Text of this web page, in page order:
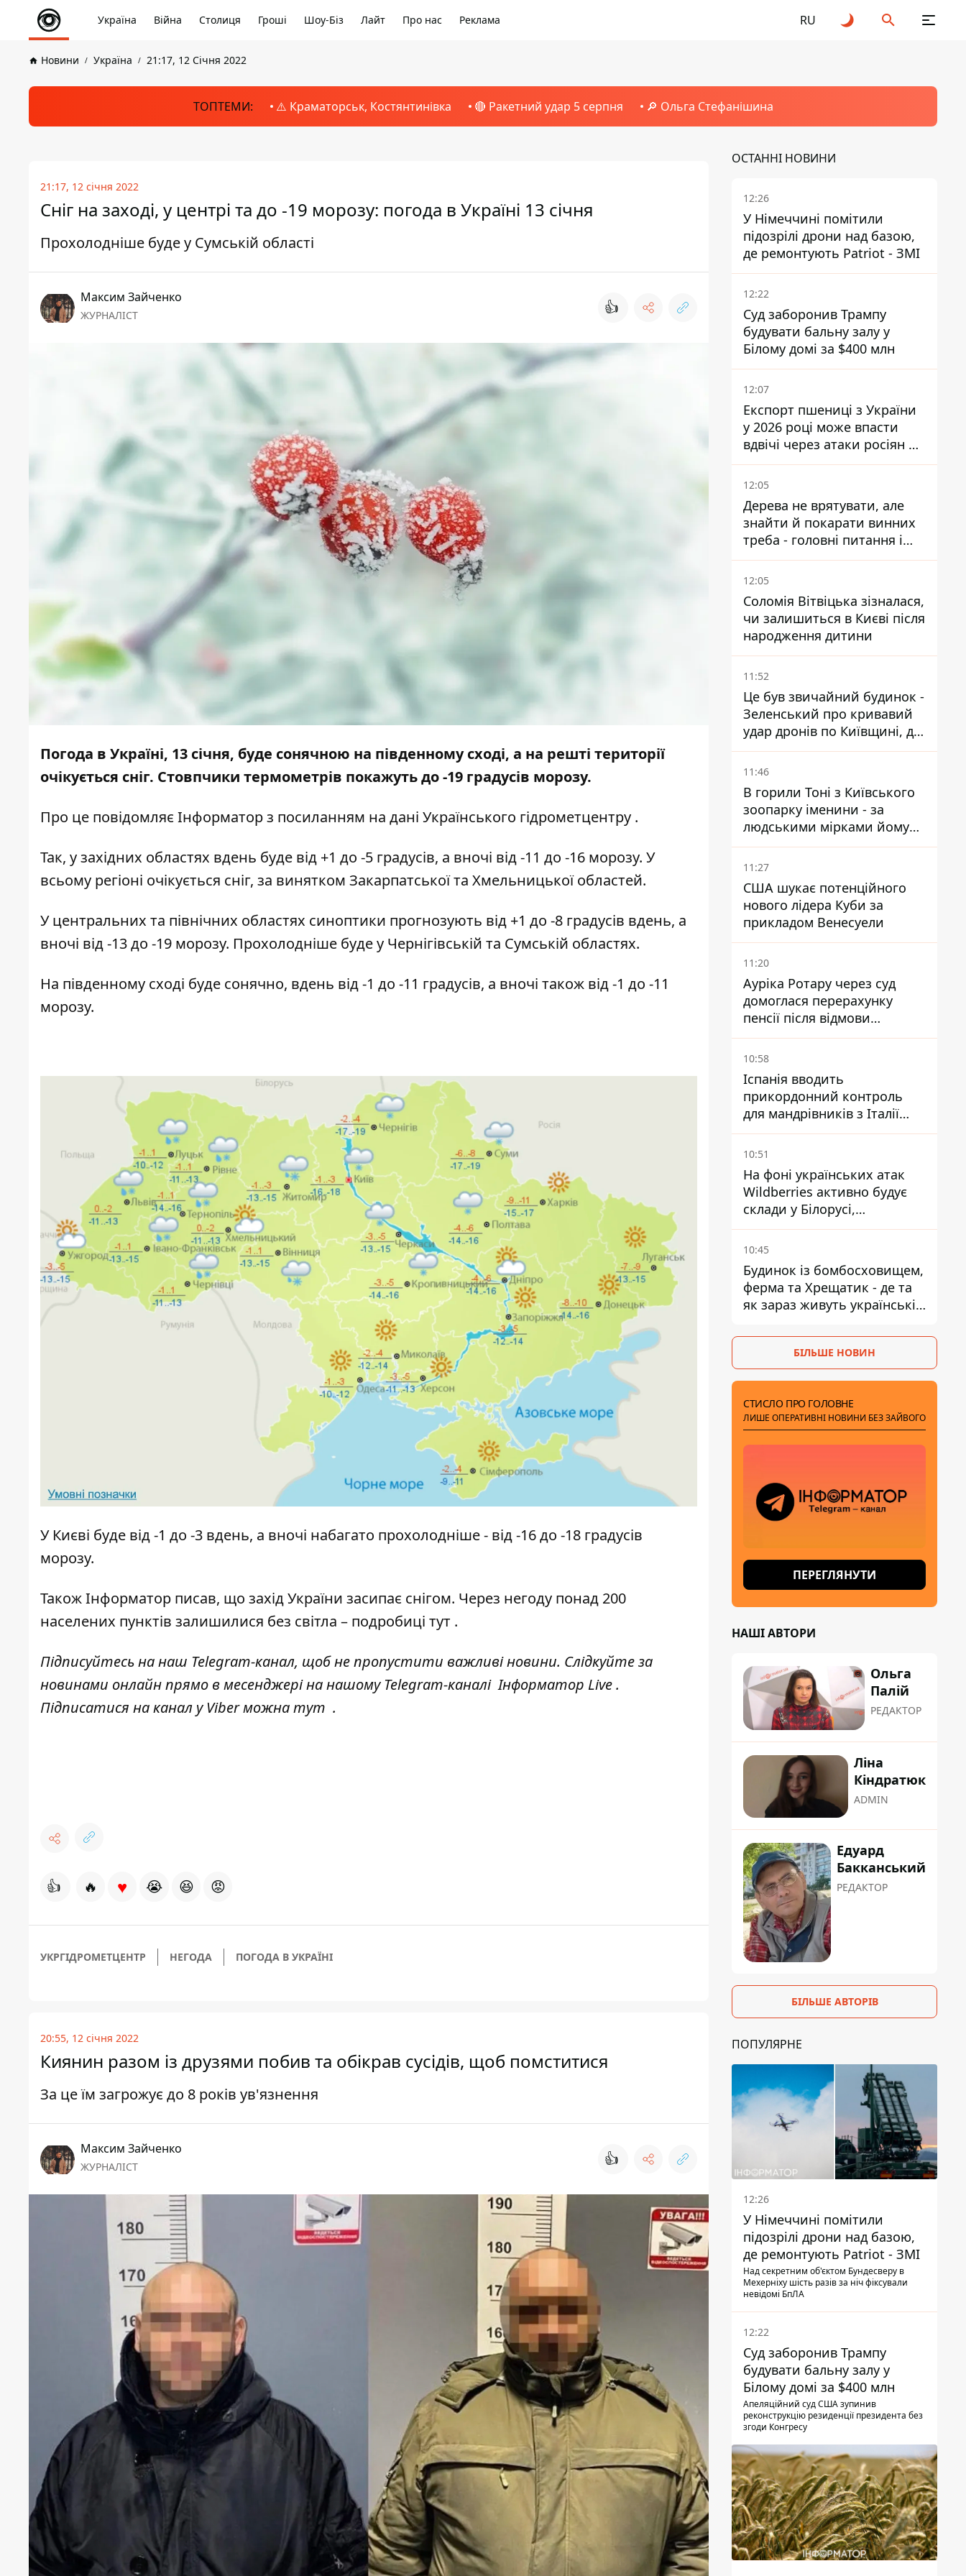
Україна Війна Столиця Гроші Шоу-Біз Лайт Про нас Реклама RU
Новини Україна 21:17, 12 Січня 2022
ТОПТЕМИ: ⚠️ Краматорськ, Костянтинівка 🔴 Ракетний удар 5 серпня 🔎 Ольга Стефанішина
21:17, 12 січня 2022
Сніг на заході, у центрі та до -19 морозу: погода в Україні 13 січня
Прохолодніше буде у Сумській області
Максим Зайченко
ЖУРНАЛІСТ 👍
Погода в Україні, 13 січня, буде сонячною на південному сході, а на решті території
очікується сніг. Стовпчики термометрів покажуть до -19 градусів морозу.
Про це повідомляє Інформаторз посиланням на дані Українського гідрометцентру .
Так, у західних областях вдень буде від +1 до -5 градусів, а вночі від -11 до -16 морозу. У
всьому регіоні очікується сніг, за винятком Закарпатської та Хмельницької областей.
У центральних та північних областях синоптики прогнозують від +1 до -8 градусів вдень, а
вночі від -13 до -19 морозу. Прохолодніше буде у Чернігівській та Сумській областях.
На південному сході буде сонячно, вдень від -1 до -11 градусів, а вночі також від -1 до -11
морозу.
У Києві буде від -1 до -3 вдень, а вночі набагато прохолодніше - від -16 до -18 градусів
морозу.
Також Інформатор писав, що захід України засипає снігом. Через негоду понад 200
населених пунктів залишилися без світла – подробиці тут .
Підписуйтесь на наш Telegram-канал, щоб не пропустити важливі новини. Слідкуйте за
новинами онлайн прямо в месенджері на нашому Telegram-каналіІнформатор Live.
Підписатися на канал у Viber можнатут .
👍 🔥 ♥ 😭 😆 😡
УКРГІДРОМЕТЦЕНТР НЕГОДА ПОГОДА В УКРАЇНІ
20:55, 12 січня 2022
Киянин разом із друзями побив та обікрав сусідів, щоб помститися
За це їм загрожує до 8 років ув'язнення
Максим Зайченко
ЖУРНАЛІСТ 👍
ОСТАННІ НОВИНИ
12:26
У Німеччині помітили
підозрілі дрони над базою,
де ремонтують Patriot - ЗМІ
12:22
Суд заборонив Трампу
будувати бальну залу у
Білому домі за $400 млн
12:07
Експорт пшениці з України
у 2026 році може впасти
вдвічі через атаки росіян по
портах
12:05
Дерева не врятувати, але
знайти й покарати винних
треба - головні питання і
висновки з конфлікту на
Теремках
12:05
Соломія Вітвіцька зізналася,
чи залишиться в Києві після
народження дитини
11:52
Це був звичайний будинок -
Зеленський про кривавий
удар дронів по Київщині, де
загинули дідусь, бабуся та їх
малолітній онук
11:46
В горили Тоні з Київського
зоопарку іменини - за
людськими мірками йому
вже понад 90 років
11:27
США шукає потенційного
нового лідера Куби за
прикладом Венесуели
11:20
Ауріка Ротару через суд
домоглася перерахунку
пенсії після відмови
Пенсійного фонду
10:58
Іспанія вводить
прикордонний контроль
для мандрівників з Італії
через міграційний конфлікт
10:51
На фоні українських атак
Wildberries активно будує
склади у Білорусі,
Казахстані, Узбекистані
10:45
Будинок із бомбосховищем,
ферма та Хрещатик - де та
як зараз живуть українські
БІЛЬШЕ НОВИН
СТИСЛО ПРО ГОЛОВНЕ
ЛИШЕ ОПЕРАТИВНІ НОВИНИ БЕЗ ЗАЙВОГО
ПЕРЕГЛЯНУТИ
НАШІ АВТОРИ
Ольга
Палій
РЕДАКТОР
Ліна
Кіндратюк
ADMIN
Едуард
Бакканський
РЕДАКТОР
БІЛЬШЕ АВТОРІВ
ПОПУЛЯРНЕ
12:26
У Німеччині помітили
підозрілі дрони над базою,
де ремонтують Patriot - ЗМІ
Над секретним об'єктом Бундесверу в
Мехерніху шість разів за ніч фіксували
невідомі БпЛА
12:22
Суд заборонив Трампу
будувати бальну залу у
Білому домі за $400 млн
Апеляційний суд США зупинив
реконструкцію резиденції президента без
згоди Конгресу